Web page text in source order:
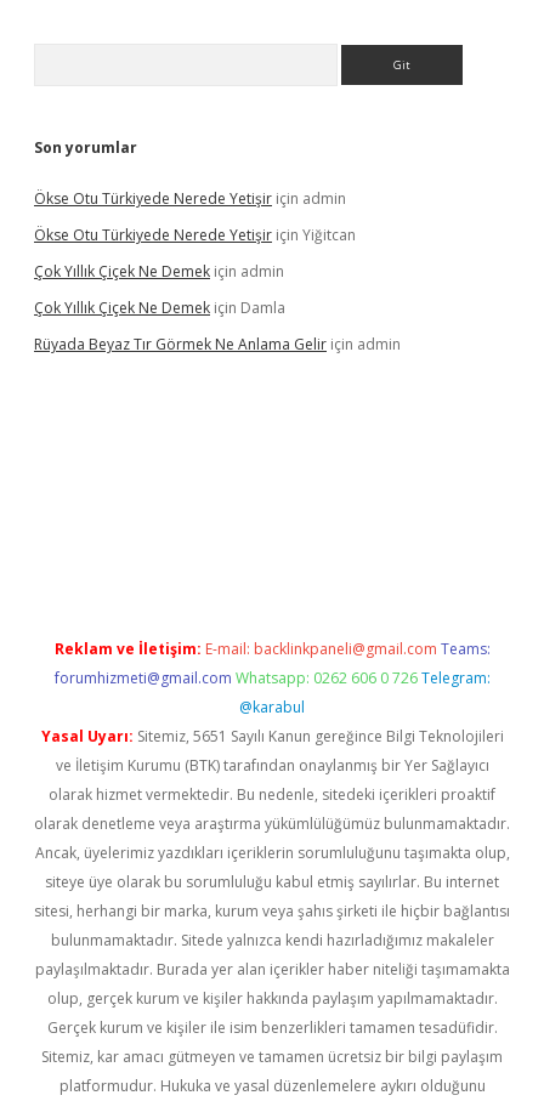
Son yorumlar
Ökse Otu Türkiyede Nerede Yetişir için admin
Ökse Otu Türkiyede Nerede Yetişir için Yiğitcan
Çok Yıllık Çiçek Ne Demek için admin
Çok Yıllık Çiçek Ne Demek için Damla
Rüyada Beyaz Tır Görmek Ne Anlama Gelir için admin
Reklam ve İletişim: E-mail: backlinkpaneli@gmail.com Teams:
forumhizmeti@gmail.com Whatsapp: 0262 606 0 726 Telegram:
@karabul
Yasal Uyarı: Sitemiz, 5651 Sayılı Kanun gereğince Bilgi Teknolojileri
ve İletişim Kurumu (BTK) tarafından onaylanmış bir Yer Sağlayıcı
olarak hizmet vermektedir. Bu nedenle, sitedeki içerikleri proaktif
olarak denetleme veya araştırma yükümlülüğümüz bulunmamaktadır.
Ancak, üyelerimiz yazdıkları içeriklerin sorumluluğunu taşımakta olup,
siteye üye olarak bu sorumluluğu kabul etmiş sayılırlar. Bu internet
sitesi, herhangi bir marka, kurum veya şahıs şirketi ile hiçbir bağlantısı
bulunmamaktadır. Sitede yalnızca kendi hazırladığımız makaleler
paylaşılmaktadır. Burada yer alan içerikler haber niteliği taşımamakta
olup, gerçek kurum ve kişiler hakkında paylaşım yapılmamaktadır.
Gerçek kurum ve kişiler ile isim benzerlikleri tamamen tesadüfidir.
Sitemiz, kar amacı gütmeyen ve tamamen ücretsiz bir bilgi paylaşım
platformudur. Hukuka ve yasal düzenlemelere aykırı olduğunu